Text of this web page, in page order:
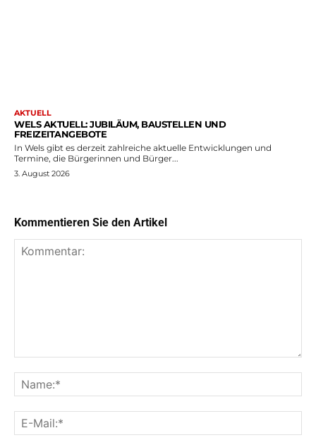
AKTUELL
WELS AKTUELL: JUBILÄUM, BAUSTELLEN UND
FREIZEITANGEBOTE
In Wels gibt es derzeit zahlreiche aktuelle Entwicklungen und
Termine, die Bürgerinnen und Bürger...
3. August 2026
Kommentieren Sie den Artikel